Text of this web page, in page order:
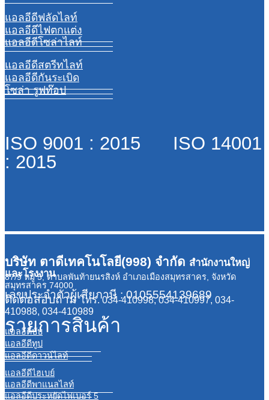
แอลอีดีฟลัดไลท์
แอลอีดีไฟตกแต่ง
แอลอีดีโซล่าไลท์
แอลอีดีสตรีทไลท์
แอลอีดีกันระเบิด
โซล่า รูฟท๊อป
ISO 9001 : 2015 ISO 14001
: 2015
บริษัท ตาดีเทคโนโลยี(998) จำกัด สำนักงานใหญ่
และโรงงาน
87/9 หมู่ 5, ตำบลพันท้ายนรสิงห์ อำเภอเมืองสมุทรสาคร, จังหวัด
สมุทรสาคร 74000
เลขประจำตัวผู้เสียภาษี : 0105554139689
ติดต่อสอบถามโทร. 034-410998, 034-410997, 034-
410988, 034-410989
รายการสินค้า
แอลอีดีบับ
แอลอีดีทูป
แอลอีดีดาวน์ไลท์
แอลอีดีไฮเบย์
แอลอีดีพาแนลไลท์
แอลอีดีประหยัดไฟเบอร์ 5